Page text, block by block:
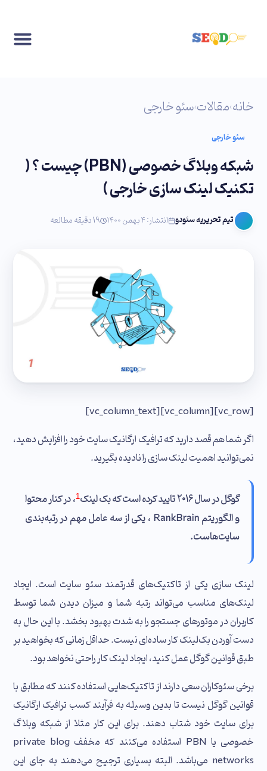
خانه›مقالات›سئو خارجی
سئو خارجی
شبکه وبلاگ خصوصی (PBN) چیست ؟ (
تکنیک لینک سازی خارجی )
تیم تحریریه سئودو انتشار: ۴ بهمن ۱۴۰۰ 19 دقیقه مطالعه
[vc_row][vc_column][vc_column_text]
اگر شما هم قصد دارید که ترافیک ارگانیک سایت خود را افزایش دهید،
نمی‌توانید اهمیت لینک‌ سازی را نادیده بگیرید.
گوگل در سال ۲۰۱۶ تایید کرده است که بک‌ لینک 1، در کنار محتوا
و الگوریتم RankBrain ،‌ یکی از سه عامل مهم در رتبه‌بندی
سایت‌هاست.
لینک‌ سازی یکی از تاکتیک‌های قدرتمند سئو سایت است. ایجاد
لینک‌های مناسب می‌تواند رتبه شما و میزان دیدن شما توسط
کاربران در موتورهای جستجو را به شدت بهبود بخشد. با این حال به
دست آوردن بک‌لینک کار ساده‌ای نیست. حداقل زمانی که بخواهید بر
طبق قوانین گوگل عمل کنید، ایجاد لینک کار راحتی نخواهد بود.
برخی سئوکاران سعی دارند از تاکتیک‌هایی استفاده کنند که مطابق با
قوانین گوگل نیست تا بدین وسیله به فرآیند کسب ترافیک ارگانیک
برای سایت خود شتاب دهند. برای این کار مثلا از شبکه‌ وبلاگ
خصوصی یا PBN استفاده می‌کنند که مخفف private blog
networks می‌باشد. البته بسیاری ترجیح می‌دهند به جای این